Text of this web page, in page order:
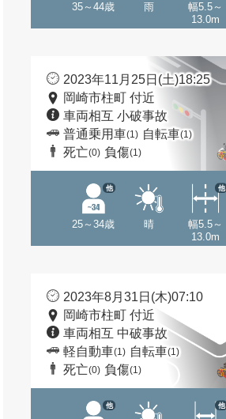
35～44歳 雨
幅5.5～
13.0m
2023年11月25日(土)18:25
岡崎市柱町 付近
車両相互 小破事故
普通乗用車(1) 自転車(1)
死亡(0) 負傷(1)
25～34歳
他
晴
幅5.5～
13.0m
他
2023年8月31日(木)07:10
岡崎市柱町 付近
車両相互 中破事故
軽自動車(1) 自転車(1)
死亡(0) 負傷(1)
他 他